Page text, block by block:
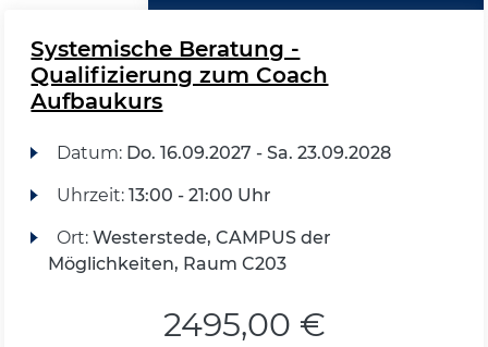
Systemische Beratung -
Qualifizierung zum Coach
Aufbaukurs
Datum: Do. 16.09.2027 - Sa. 23.09.2028
Uhrzeit: 13:00 - 21:00 Uhr
Ort: Westerstede, CAMPUS der
Möglichkeiten, Raum C203
2495,00 €